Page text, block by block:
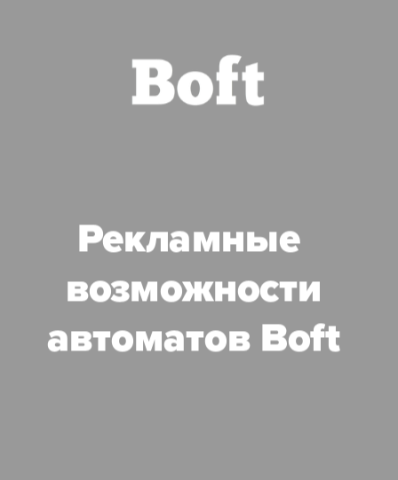
Рекламные
возможности
автоматов Boft